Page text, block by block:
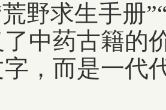
野求生手册
了中药古籍
，而是一代